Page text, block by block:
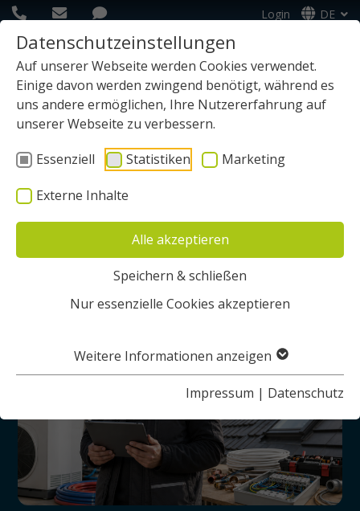
Datenschutzeinstellungen
Auf unserer Webseite werden Cookies verwendet.
Einige davon werden zwingend benötigt, während es
uns andere ermöglichen, Ihre Nutzererfahrung auf
unserer Webseite zu verbessern.
Essenziell
Statistiken Marketing
Externe Inhalte
Alle akzeptieren
Speichern & schließen
Nur essenzielle Cookies akzeptieren
Weitere Informationen anzeigen
Impressum | Datenschutz
Login DE